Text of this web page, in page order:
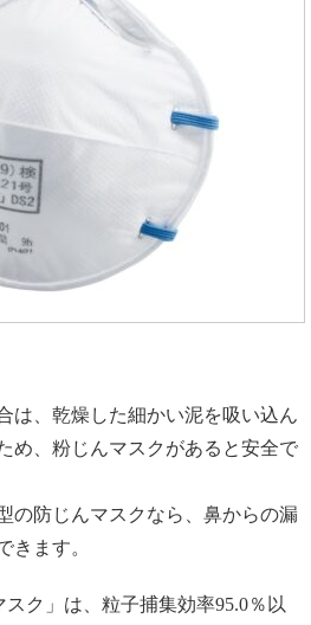
は、乾燥した細かい泥を吸い込ん
め、粉じんマスクがあると安全で
の防じんマスクなら、鼻からの漏
きます。
スク」は、粒子捕集効率95.0％以